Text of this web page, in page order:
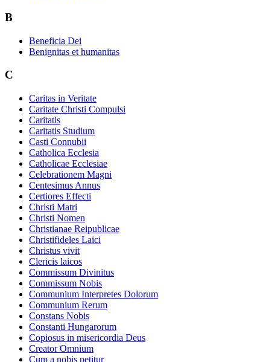
B
Beneficia Dei
Benignitas et humanitas
C
Caritas in Veritate
Caritate Christi Compulsi
Caritatis
Caritatis Studium
Casti Connubii
Catholica Ecclesia
Catholicae Ecclesiae
Celebrationem Magni
Centesimus Annus
Certiores Effecti
Christi Matri
Christi Nomen
Christianae Reipublicae
Christifideles Laici
Christus vivit
Clericis laicos
Commissum Divinitus
Commissum Nobis
Communium Interpretes Dolorum
Communium Rerum
Constans Nobis
Constanti Hungarorum
Copiosus in misericordia Deus
Creator Omnium
Cum a nobis petitur